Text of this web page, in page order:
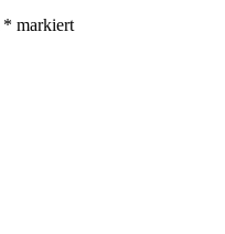
* markiert